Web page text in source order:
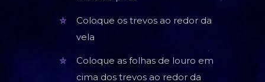
Coloque os trevos ao redor da
vela
Coloque as folhas de louro em
cima dos trevos ao redor da